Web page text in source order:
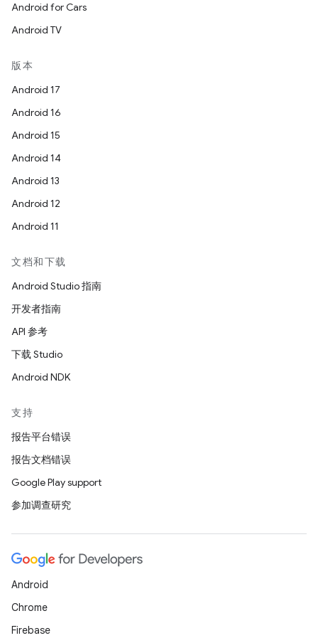
Android for Cars
Android TV
版本
Android 17
Android 16
Android 15
Android 14
Android 13
Android 12
Android 11
文档和下载
Android Studio 指南
开发者指南
API 参考
下载 Studio
Android NDK
支持
报告平台错误
报告文档错误
Google Play support
参加调查研究
Android
Chrome
Firebase